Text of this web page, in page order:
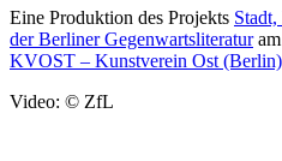
Eine Produktion des Projekts
der Berliner Gegenwartsliteratur
KVOST – Kunstverein Ost (Berlin)
Video: © ZfL